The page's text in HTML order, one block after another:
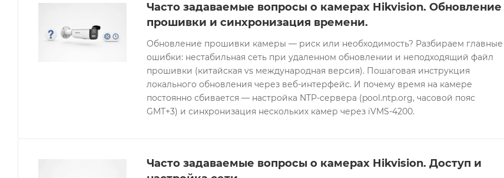
Часто задаваемые вопросы о камерах Hikvision. Обновление
прошивки и синхронизация времени.
Обновление прошивки камеры — риск или необходимость? Разбираем главные
ошибки: нестабильная сеть при удаленном обновлении и неподходящий файл
прошивки (китайская vs международная версия). Пошаговая инструкция
локального обновления через веб-интерфейс. И почему время на камере
постоянно сбивается — настройка NTP-сервера (pool.ntp.org, часовой пояс
GMT+3) и синхронизация нескольких камер через iVMS-4200.
Часто задаваемые вопросы о камерах Hikvision. Доступ и